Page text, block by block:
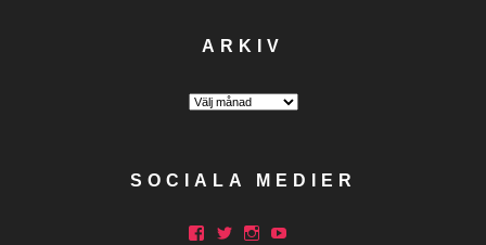
ARKIV
Arkiv
SOCIALA MEDIER
Facebook
Twitter
Instagram